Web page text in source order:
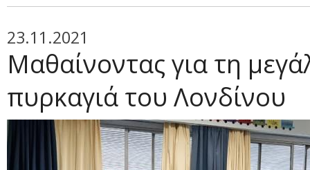
23.11.2021
Μαθαίνοντας για τη
πυρκαγιά του Λονδίνου